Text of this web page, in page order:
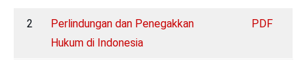
2
Perlindungan dan Penegakkan
Hukum di Indonesia
PDF